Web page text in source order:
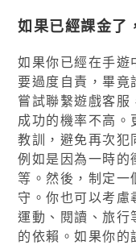
如果已經課金了
如果你已經在手遊
要過度自責，畢竟
嘗試聯繫遊戲客服
成功的機率不高。
教訓，避免再次犯
例如是因為一時的
等。然後，制定
守。你也可以考慮
運動、閱讀、旅行
的依賴。如果你的